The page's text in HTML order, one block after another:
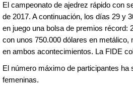
El campeonato de ajedrez rápido con
de 2017. A continuación, los días 29 y
en juego una bolsa de premios récord:
con unos 750.000 dólares en
en ambos acontecimientos. La FIDE
El número máximo de participantes ha
femeninas.